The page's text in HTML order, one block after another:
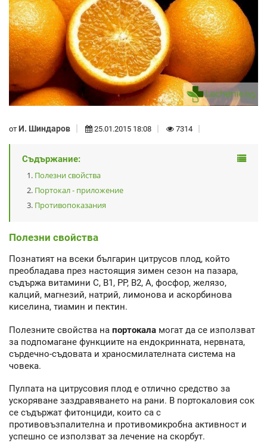
от И. Шиндаров 25.01.2015 18:08 7314
Съдържание:
Полезни свойства
Портокал - приложение
Противопоказания
Полезни свойства
Познатият на всеки българин цитрусов плод, който
преобладава през настоящия зимен сезон на пазара,
съдържа витамини С, В1, РР, В2, А, фосфор, желязо,
калций, магнезий, натрий, лимонова и аскорбинова
киселина, тиамин и пектин.
Полезните свойства на портокала могат да се използват
за подпомагане функциите на ендокринната, нервната,
сърдечно-съдовата и храносмилателната система на
човека.
Пулпата на цитрусовия плод е отлично средство за
ускоряване заздравяването на рани. В портокаловия сок
се съдържат фитонциди, които са с
противовъзпалителна и противомикробна активност и
успешно се използват за лечение на скорбут.